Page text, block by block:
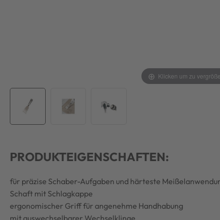
Klicken um zu
PRODUKTEIGENSCHAFTEN:
für präzise Schaber-Aufgaben und härteste
Schaft mit Schlagkappe
ergonomischer Griff für angenehme Handhabung
mit auswechselbarer Wechselklinge